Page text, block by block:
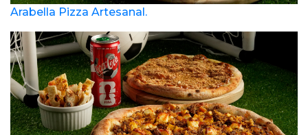
Arabella Pizza Artesanal.